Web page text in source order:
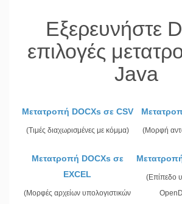
Εξερευνήστε
επιλογές
Java
Μετατροπή DOCXs σε CSV
(Τιμές διαχωρισμένες με κόμμα) (Μορφή
Μετατροπή DOCXs σε
EXCEL
(Μορφές αρχείων υπολογιστικών
(Επίπεδο